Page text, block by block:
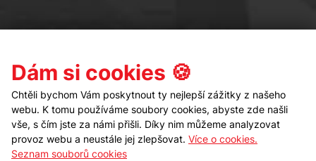
Kontakt Sledujte nás
Dám si cookies 🍪
Chtěli bychom Vám poskytnout ty nejlepší zážitky z našeho
webu. K tomu používáme soubory cookies, abyste zde našli
vše, s čím jste za námi přišli. Díky nim můžeme analyzovat
provoz webu a neustále jej zlepšovat. Více o cookies.
Seznam souborů cookies